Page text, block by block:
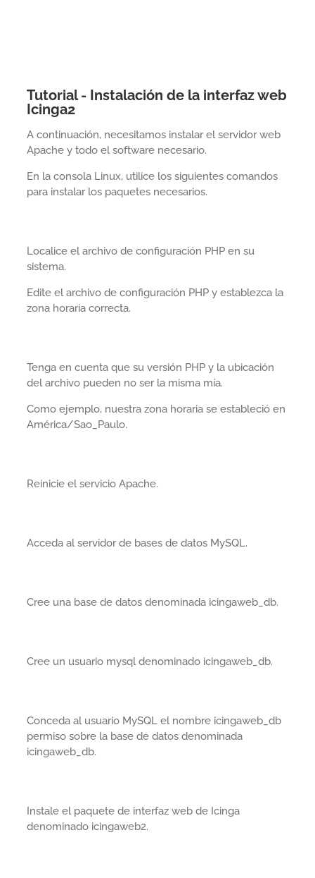
Tutorial - Instalación de la interfaz web
Icinga2
A continuación, necesitamos instalar el servidor web
Apache y todo el software necesario.
En la consola Linux, utilice los siguientes comandos
para instalar los paquetes necesarios.
Localice el archivo de configuración PHP en su
sistema.
Edite el archivo de configuración PHP y establezca la
zona horaria correcta.
Tenga en cuenta que su versión PHP y la ubicación
del archivo pueden no ser la misma mía.
Como ejemplo, nuestra zona horaria se estableció en
América/Sao_Paulo.
Reinicie el servicio Apache.
Acceda al servidor de bases de datos MySQL.
Cree una base de datos denominada icingaweb_db.
Cree un usuario mysql denominado icingaweb_db.
Conceda al usuario MySQL el nombre icingaweb_db
permiso sobre la base de datos denominada
icingaweb_db.
Instale el paquete de interfaz web de Icinga
denominado icingaweb2.